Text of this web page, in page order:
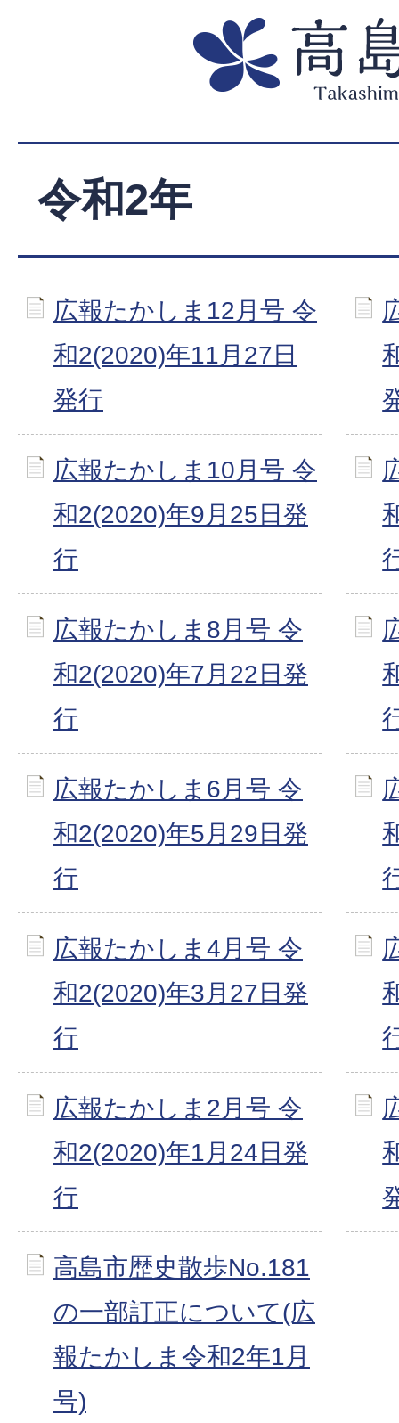
令和2年
広報たかしま12月号 令
和2(2020)年11月27日
発行
広報たかしま10月号 令
和2(2020)年9月25日発
行
広報たかしま8月号 令
和2(2020)年7月22日発
行
広報たかしま6月号 令
和2(2020)年5月29日発
行
広報たかしま4月号 令
和2(2020)年3月27日発
行
広報たかしま2月号 令
和2(2020)年1月24日発
行
高島市歴史散歩No.181
の一部訂正について(広
報たかしま令和2年1月
号)